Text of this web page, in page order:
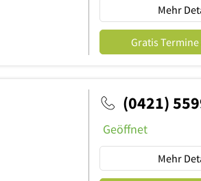
Mehr
Gratis
(0421)
Geöffnet
Mehr